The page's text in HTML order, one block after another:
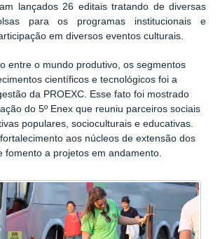
lançados 26 editais tratando de diversas
para os programas institucionais e
em diversos eventos culturais.
entre o mundo produtivo, os segmentos
científicos e tecnológicos foi a
da PROEXC. Esse fato foi mostrado
do 5º Enex que reuniu parceiros sociais
populares, socioculturais e educativas.
aos núcleos de extensão dos
fomento a projetos em andamento.